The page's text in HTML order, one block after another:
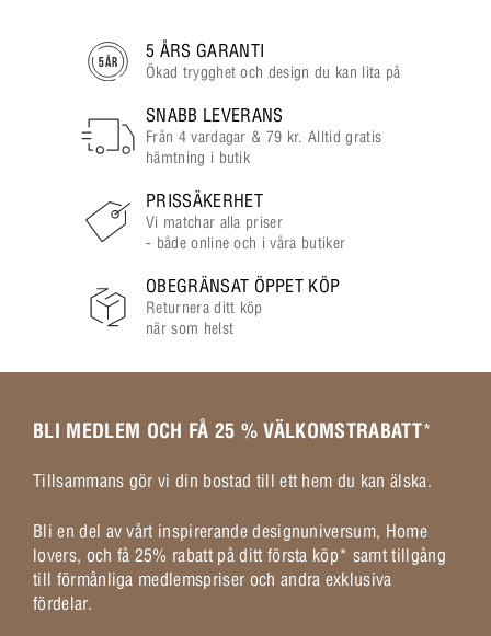
5 ÅRS GARANTI
Ökad trygghet och design du kan lita på
SNABB LEVERANS
Från 4 vardagar & 79 kr. Alltid gratis
hämtning i butik
PRISSÄKERHET
Vi matchar alla priser
- både online och i våra butiker
OBEGRÄNSAT ÖPPET KÖP
Returnera ditt köp
när som helst
BLI MEDLEM OCH FÅ 25 % VÄLKOMSTRABATT*
Tillsammans gör vi din bostad till ett hem du kan älska.
Bli en del av vårt inspirerande designuniversum, Home
lovers, och få 25% rabatt på ditt första köp* samt tillgång
till förmånliga medlemspriser och andra exklusiva
fördelar.